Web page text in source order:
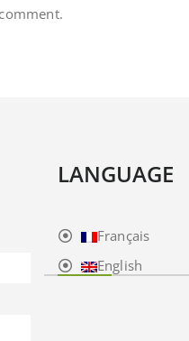
LANGUAGE
Français
English